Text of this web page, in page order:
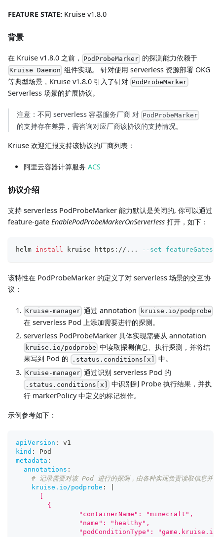
FEATURE STATE: Kruise v1.8.0
背景
在 Kruise v1.8.0 之前， PodProbeMarker 的探测能力依赖于
Kruise Daemon 组件实现。 针对使用 serverless 资源部署 OKG
等典型场景，Kruise v1.8.0 引入了针对 PodProbeMarker
Serverless 场景的扩展协议。
注意：不同 serverless 容器服务厂商 对 PodProbeMarker
的支持存在差异，需咨询对应厂商该协议的支持情况。
Kriuse 欢迎汇报支持该协议的厂商列表：
阿里云容器计算服务 ACS
协议介绍
支持 serverless PodProbeMarker 能力默认是关闭的, 你可以通过
feature-gate EnablePodProbeMarkerOnServerless 打开，如下：
helm install kruise https:// .. . --set featureGates
该特性在 PodProbeMarker 的定义了对 serverless 场景的交互协
议：
Kruise-manager 通过 annotation kruise.io/podprobe
在 serverless Pod 上添加需要进行的探测。
serverless PodProbeMarker 具体实现需要从 annotation
kruise.io/podprobe 中读取探测信息、执行探测，并将结
果写到 Pod 的
.status.conditions[x] 中。
Kruise-manager 通过识别 serverless Pod 的
.status.conditions[x]
中识别到 Probe 执行结果，并执
行 markerPolicy 中定义的标记操作。
示例参考如下：
apiVersion :
v1
kind :
Pod
metadata :
annotations :
# 记录需要对该 Pod 进行的探测，由各种实现负责读取信息并探
kruise.io/podprobe :
      	{
      		"containerName": "minecraft",
      		"name": "healthy",
"podConditionType":